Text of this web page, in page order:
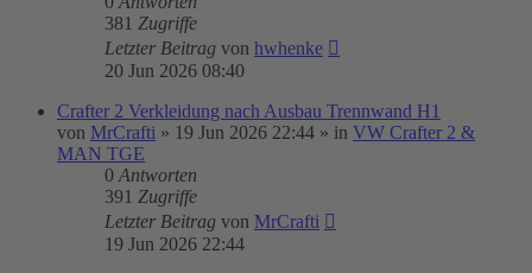
381 Zugriffe
Letzter Beitrag von hwhenke
20 Jun 2026 08:40
Crafter 2 Verkleidung nach Ausbau Trennwand H1
von MrCrafti » 19 Jun 2026 22:44 » in VW Crafter 2 &
MAN TGE
0 Antworten
391 Zugriffe
Letzter Beitrag von MrCrafti
19 Jun 2026 22:44